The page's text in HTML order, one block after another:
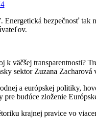
bezpečnosť
k väčšej
sektor Zuzana
a európskej politiky,
pre budúce zloženie
krajnej pravice vo